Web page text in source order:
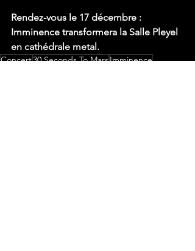
Rendez-vous le 17 décembre :
Imminence transformera la Salle Pleyel
en cathédrale metal.
Concert30 Seconds To MarsImminence